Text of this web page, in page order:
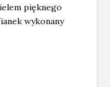
pięknego
wykonany